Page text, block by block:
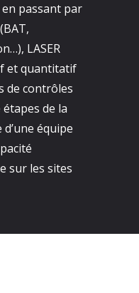
en passant par
LASER
et quantitatif
de contrôles
de la
équipe
sur les sites